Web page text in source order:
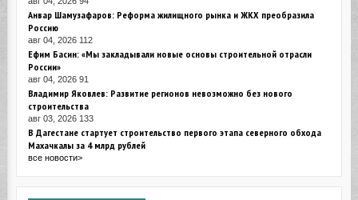
Анвар Шамузафаров: Реформа жилищного рынка и ЖКХ преобразила
Россию
авг 04, 2026 112
Ефим Басин: «Мы закладывали новые основы строительной отрасли
России»
авг 04, 2026 91
Владимир Яковлев: Развитие регионов невозможно без нового
строительства
авг 03, 2026 133
В Дагестане стартует строительство первого этапа северного обхода
Махачкалы за 4 млрд рублей
все новости>